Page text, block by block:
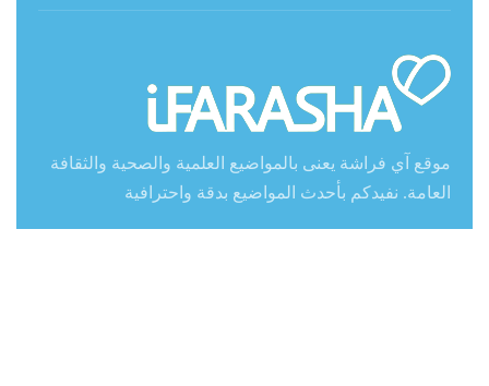
موقع آي فراشة يعنى بالمواضيع العلمية والصحية والثقافة
العامة. نفيدكم بأحدث المواضيع بدقة واحترافية